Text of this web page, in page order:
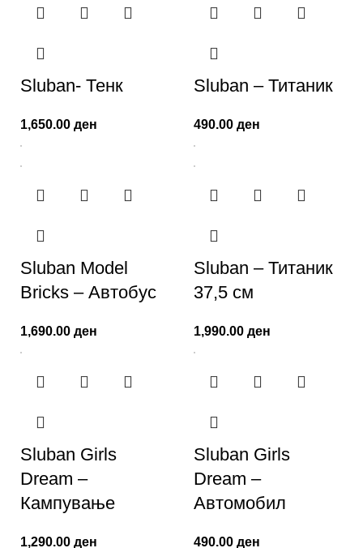
Sluban- Тенк
1,650.00 ден
Sluban – Титаник
490.00 ден
Sluban Model
Bricks – Автобус
1,690.00 ден
Sluban – Титаник
37,5 см
1,990.00 ден
Sluban Girls
Dream –
Кампување
1,290.00 ден
Sluban Girls
Dream –
Автомобил
490.00 ден